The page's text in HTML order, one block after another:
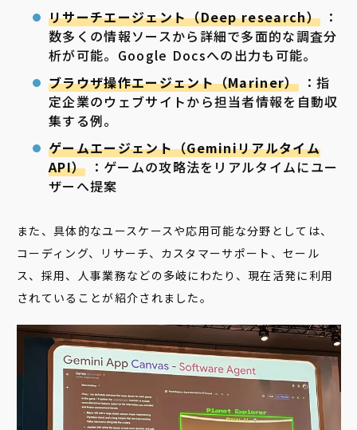
リサーチエージェント（Deep research） ：
数多くの情報ソースから詳細で多面的な調査分
析が可能。Google Docsへの出力も可能。
ブラウザ操作エージェント（Mariner） ：指
定企業のウェブサイトから担当者情報を自動収
集する例。
ゲームエージェント（Geminiリアルタイム
API） ：ゲームの攻略法をリアルタイムにユー
ザーへ提案
また、具体的なユースケースや応用可能な分野としては、
コーディング、リサーチ、カスタマーサポート、セール
ス、採用、人事業務などの多岐にわたり、現在活発に利用
されていることが紹介されました。